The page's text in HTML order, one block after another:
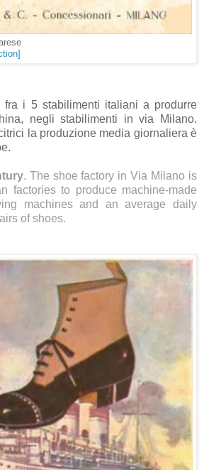
fra i 5 stabilimenti italiani a produrre
negli stabilimenti in via Milano.
la produzione media giornaliera è
. The shoe factory in Via Milano is
factories to produce machine-made
machines and an average daily
of shoes.